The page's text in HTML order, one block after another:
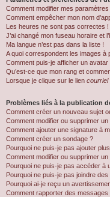
Comment modifier mes paramètres
Comment empêcher mon nom
Les heures ne sont pas correctes !
J’ai changé mon fuseau horaire et
Ma langue n’est pas dans la liste !
A quoi correspondent les images à
Comment puis-je afficher un avatar
Qu’est-ce que mon rang et
Lorsque je clique sur le lien courriel
Problèmes liés à la publication
Comment créer un nouveau sujet
Comment modifier ou supprimer
Comment ajouter une signature à
Comment créer un sondage ?
Pourquoi ne puis-je pas ajouter
Comment modifier ou supprimer un
Pourquoi ne puis-je pas accéder à
Pourquoi ne puis-je pas joindre
Pourquoi ai-je reçu un
Comment rapporter des messages